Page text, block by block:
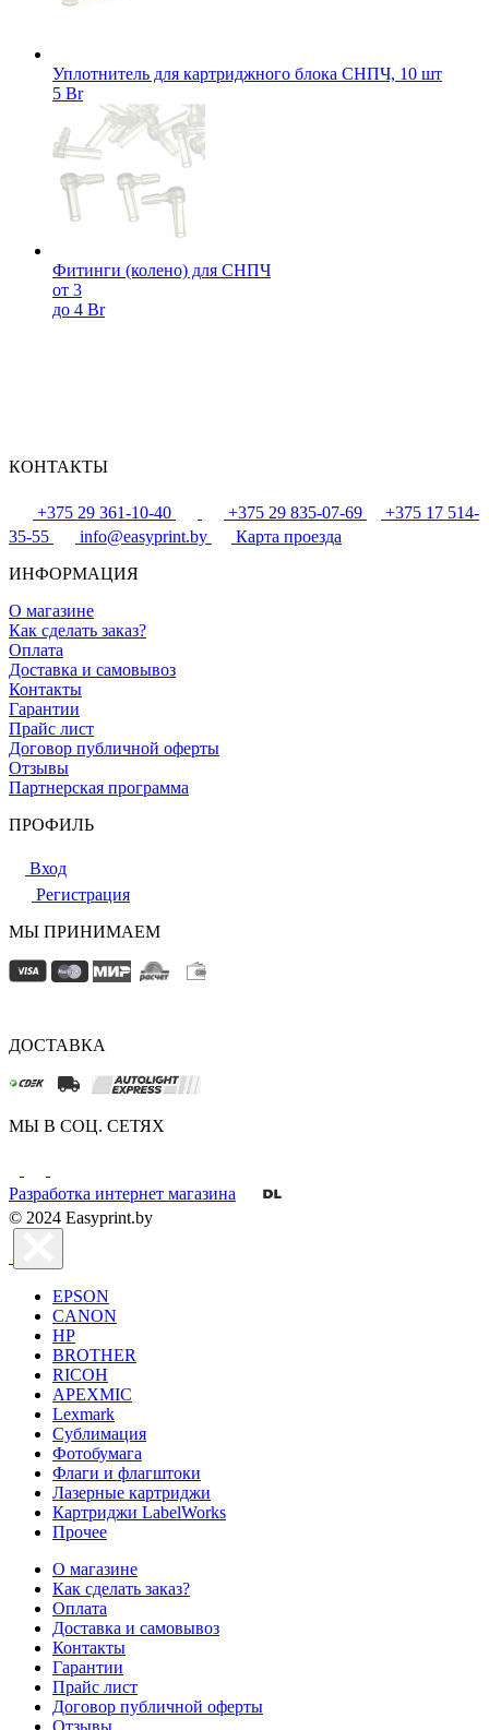
Уплотнитель для картриджного блока СНПЧ, 10 шт
5 Br
Фитинги (колено) для СНПЧ
от 3
до 4 Br
КОНТАКТЫ
+375 29 361-10-40 +375 29 835-07-69
+375 17 514-
35-55
info@easyprint.by
Карта проезда
ИНФОРМАЦИЯ
О магазине
Как сделать заказ?
Оплата
Доставка и самовывоз
Контакты
Гарантии
Прайс лист
Договор публичной оферты
Отзывы
Партнерская программа
ПРОФИЛЬ
Вход
Регистрация
МЫ ПРИНИМАЕМ
ДОСТАВКА
МЫ В СОЦ. СЕТЯХ
Разработка интернет магазина
© 2024 Easyprint.by
EPSON
CANON
HP
BROTHER
RICOH
APEXMIC
Lexmark
Сублимация
Фотобумага
Флаги и флагштоки
Лазерные картриджи
Картриджи LabelWorks
Прочее
О магазине
Как сделать заказ?
Оплата
Доставка и самовывоз
Контакты
Гарантии
Прайс лист
Договор публичной оферты